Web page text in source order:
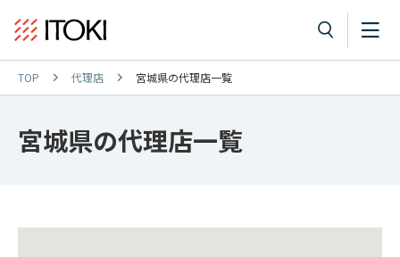
TOP 代理店 宮城県の代理店一覧
宮城県の代理店一覧